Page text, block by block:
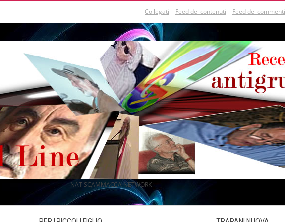
Collegati Feed dei contenuti Feed dei commenti
NAT SCAMMACCA NETWORK